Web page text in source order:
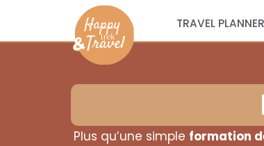
TRAVEL
Plus qu’une simple formation